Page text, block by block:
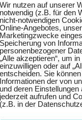
Wir nutzen auf unserer
notwendig (z.B. für den
nicht-notwendigen
Online-Angebotes,
Marketingzwecke
Speicherung von
personenbezogener
„Alle akzeptieren“, um
einzuwilligen oder auf
entscheiden. Sie
Informationen der von
und deren
jederzeit aufrufen und
(z.B. in der